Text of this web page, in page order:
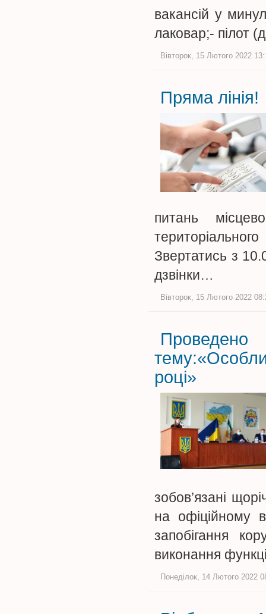
вакансій у
лаковар;- пілот
Вівторок, 15 Лютого 2022
Пряма лінія!
питань
Звертатись з
дзвінки…
Вівторок, 15 Лютого 2022
році»
зобов’язані
на офіційному
запобігання
виконання
Понеділок, 14 Лютого 2022